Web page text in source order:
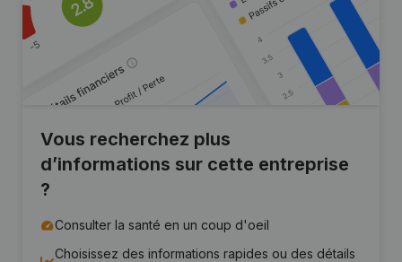
Vous recherchez plus
d’informations sur cette entreprise
?
Consulter la santé en un coup d'oeil
Choisissez des informations rapides ou des détails